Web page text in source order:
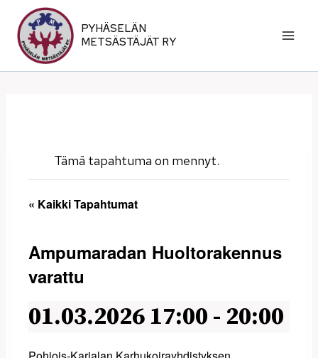
sisältöön
PYHÄSELÄN
METSÄSTÄJÄT RY
Tämä tapahtuma on mennyt.
« Kaikki Tapahtumat
Ampumaradan Huoltorakennus
varattu
01.03.2026 17:00 - 20:00